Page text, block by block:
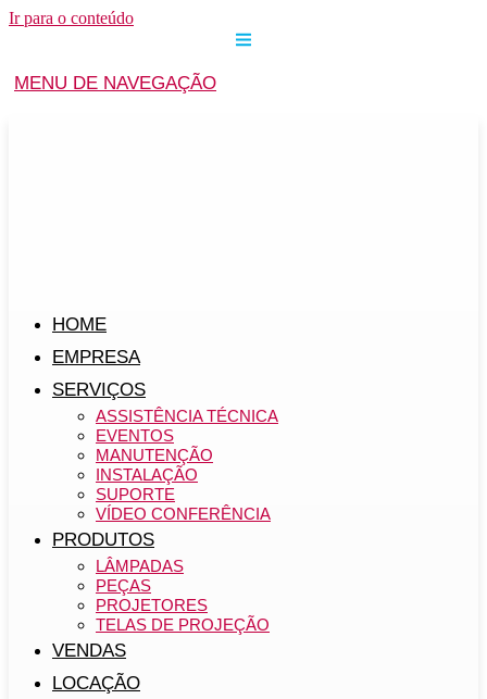
Ir para o conteúdo
MENU DE NAVEGAÇÃO
HOME
EMPRESA
SERVIÇOS
ASSISTÊNCIA TÉCNICA
EVENTOS
MANUTENÇÃO
INSTALAÇÃO
SUPORTE
VÍDEO CONFERÊNCIA
PRODUTOS
LÂMPADAS
PEÇAS
PROJETORES
TELAS DE PROJEÇÃO
VENDAS
LOCAÇÃO